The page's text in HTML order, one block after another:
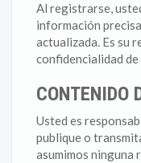
Al registrarse,
información
actualizada. Es su
confidencialidad
CONTENIDO
Usted es
publique o
asumimos ninguna